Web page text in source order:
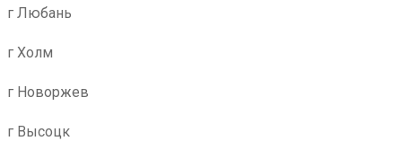
г Любань
г Холм
г Новоржев
г Высоцк